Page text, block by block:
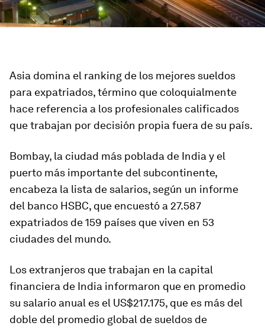
Asia domina el ranking de los mejores sueldos
para expatriados, término que coloquialmente
hace referencia a los profesionales calificados
que trabajan por decisión propia fuera de su país.
Bombay, la ciudad más poblada de India y el
puerto más importante del subcontinente,
encabeza la lista de salarios, según un informe
del banco HSBC, que encuestó a 27.587
expatriados de 159 países que viven en 53
ciudades del mundo.
Los extranjeros que trabajan en la capital
financiera de India informaron que en promedio
su salario anual es el US$217.175, que es más del
doble del promedio global de sueldos de